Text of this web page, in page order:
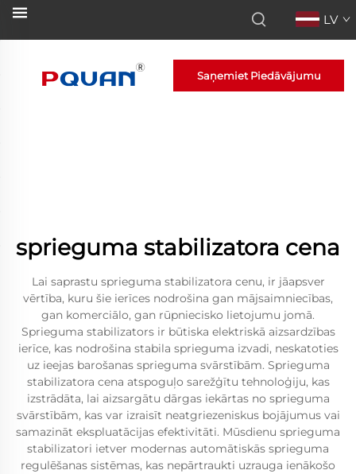
LV
Saņemiet Piedāvājumu
sprieguma stabilizatora cena
Lai saprastu sprieguma stabilizatora cenu, ir jāapsver
vērtība, kuru šie ierīces nodrošina gan mājsaimniecības,
gan komerciālo, gan rūpniecisko lietojumu jomā.
Sprieguma stabilizators ir būtiska elektriskā aizsardzības
ierīce, kas nodrošina stabila sprieguma izvadi, neskatoties
uz ieejas barošanas sprieguma svārstībām. Sprieguma
stabilizatora cena atspoguļo sarežģītu tehnoloģiju, kas
izstrādāta, lai aizsargātu dārgas iekārtas no sprieguma
svārstībām, kas var izraisīt neatgriezeniskus bojājumus vai
samazināt ekspluatācijas efektivitāti. Mūsdienu sprieguma
stabilizatori ietver modernas automātiskās sprieguma
regulēšanas sistēmas, kas nepārtraukti uzrauga ienākošo